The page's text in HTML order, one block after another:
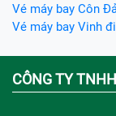
Vé máy bay Côn
Vé máy bay Vinh
CÔNG TY